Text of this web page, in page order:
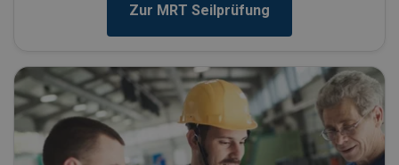
Zur MRT Seilprüfung